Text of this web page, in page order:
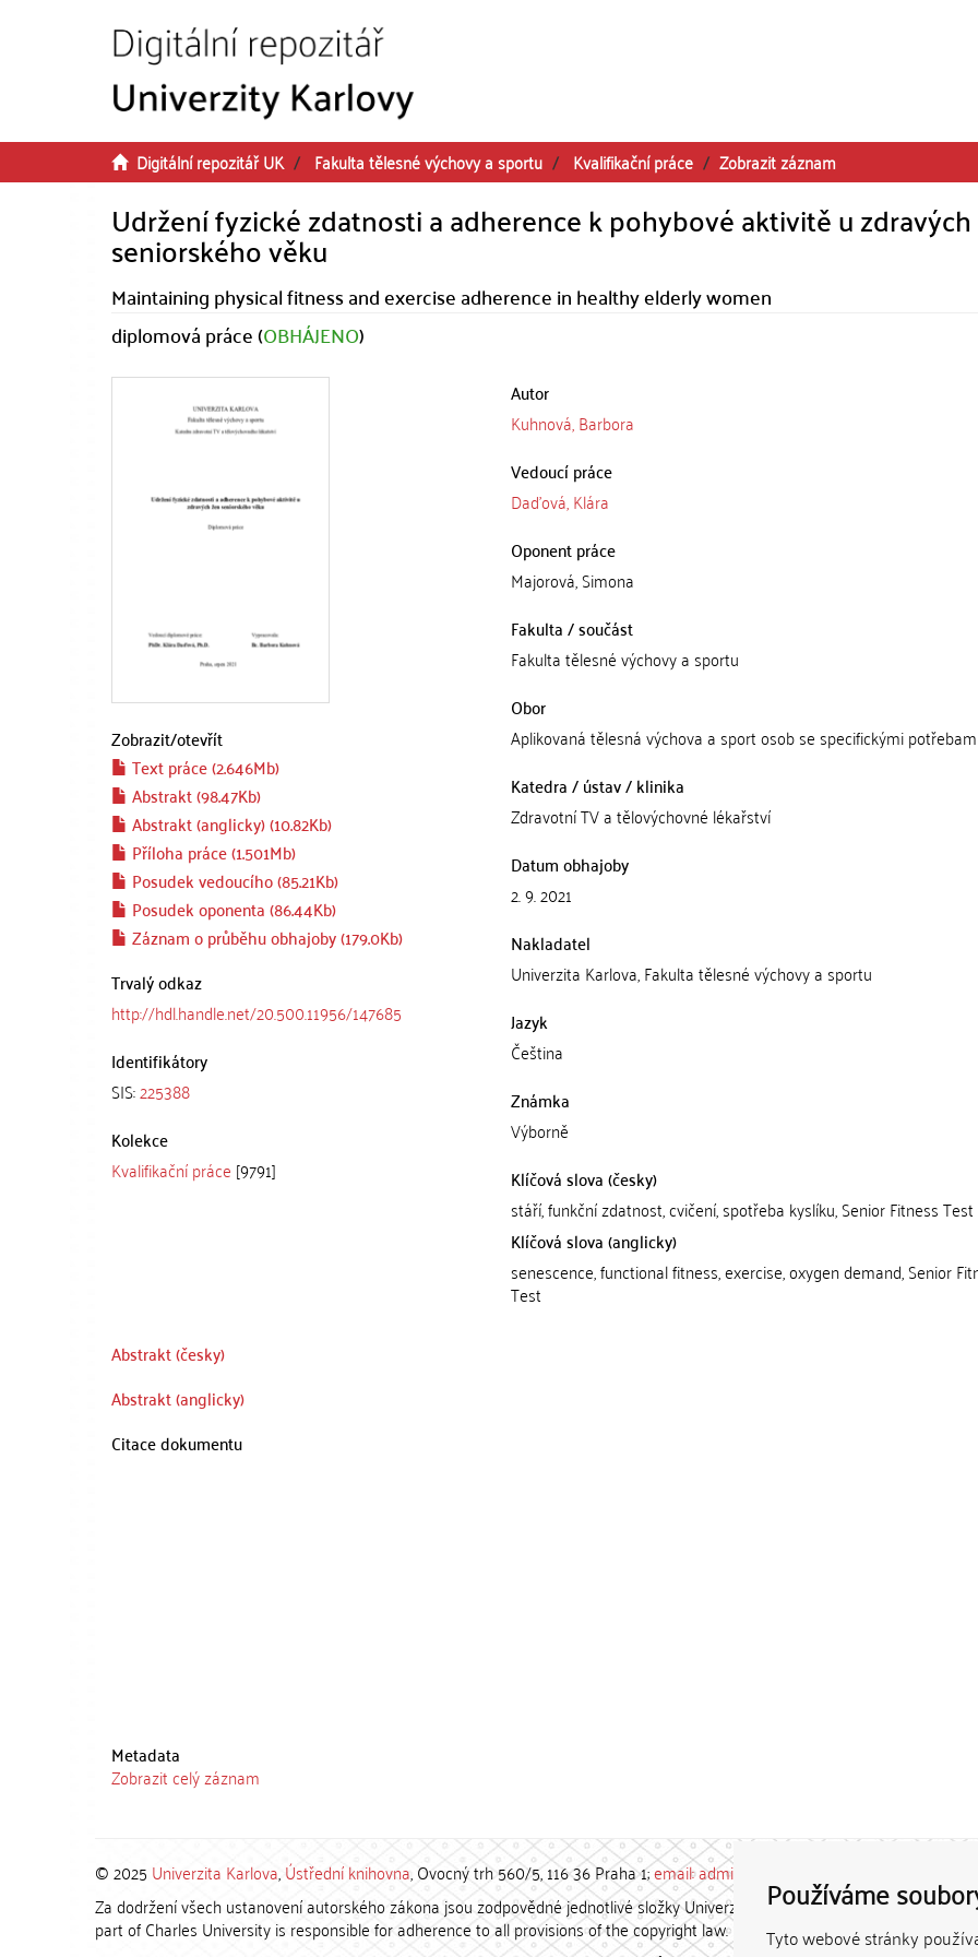
Používáme
Tyto webové stránky
Digitální repozitář UK Fakulta tělesné výchovy a sportu Kvalifikační práce Zobrazit záznam
Udržení fyzické zdatnosti a adherence k pohybové aktivitě u
seniorského věku
Maintaining physical fitness and exercise adherence in healthy elderly women
diplomová práce (OBHÁJENO)
Zobrazit/otevřít
Text práce (2.646Mb)
Abstrakt (98.47Kb)
Abstrakt (anglicky) (10.82Kb)
Příloha práce (1.501Mb)
Posudek vedoucího (85.21Kb)
Posudek oponenta (86.44Kb)
Záznam o průběhu obhajoby (179.0Kb)
Trvalý odkaz
http://hdl.handle.net/20.500.11956/147685
Identifikátory
SIS:225388
Kolekce
Kvalifikační práce [9791]
Autor
Kuhnová, Barbora
Vedoucí práce
Daďová, Klára
Oponent práce
Majorová, Simona
Fakulta / součást
Fakulta tělesné výchovy a sportu
Obor
Aplikovaná tělesná výchova a sport osob se specifickými
Katedra / ústav / klinika
Zdravotní TV a tělovýchovné lékařství
Datum obhajoby
2. 9. 2021
Nakladatel
Univerzita Karlova, Fakulta tělesné výchovy a sportu
Jazyk
Čeština
Známka
Výborně
Klíčová slova (česky)
stáří, funkční zdatnost, cvičení, spotřeba kyslíku, Senior Fitness Test
Klíčová slova (anglicky)
senescence, functional fitness, exercise, oxygen demand, Senior
Test
Abstrakt (česky)
Abstrakt (anglicky)
Citace dokumentu
Metadata
Zobrazit celý záznam
© 2025 Univerzita Karlova,Ústřední knihovna, Ovocný trh 560/5, 116 36 Praha 1;email: admin-repozitar [at] cuni.cz
Za dodržení všech ustanovení autorského zákona jsou zodpovědné jednotlivé složky Univerzity Karlovy. / Each constituent
part of Charles University is responsible for adherence to all provisions of the copyright law.